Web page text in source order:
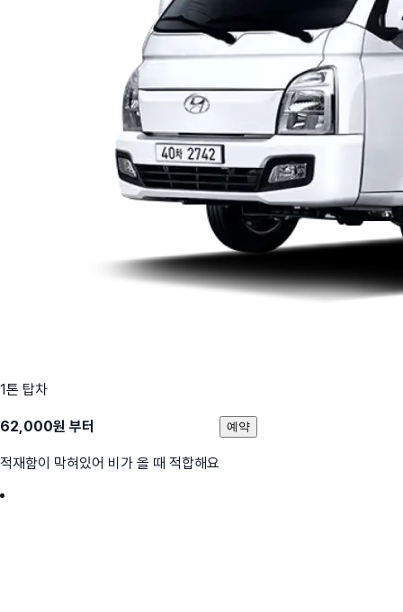
1톤 탑차
62,000원 부터
적재함이 막혀있어 비가 올 때 적합해요
예약